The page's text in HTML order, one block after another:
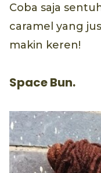
Coba saja
caramel yang
makin keren!
Space Bun.